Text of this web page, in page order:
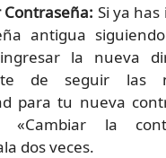
Contraseña: Si ya
antigua
la nueva
de seguir las
para tu nueva
«Cambiar la
dos veces.